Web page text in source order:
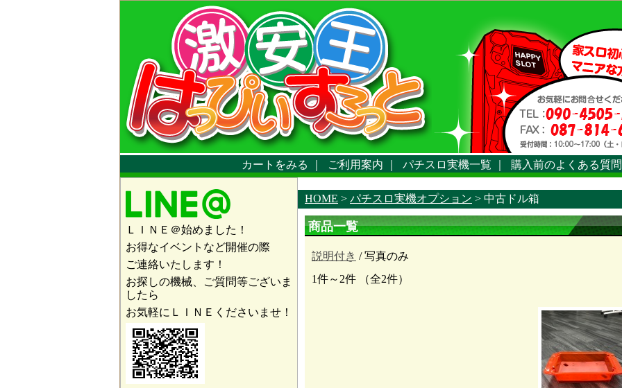
カートをみる ご利用案内 パチスロ実機一覧 購入前のよくある質問
ＬＩＮＥ＠始めました！
お得なイベントなど開催の際
ご連絡いたします！
お探しの機械、ご質問等ございま
したら
お気軽にＬＩＮＥくださいませ！
HOME > パチスロ実機オプション > 中古ドル箱
商品一覧
説明付き / 写真のみ
1件～2件 （全2件）